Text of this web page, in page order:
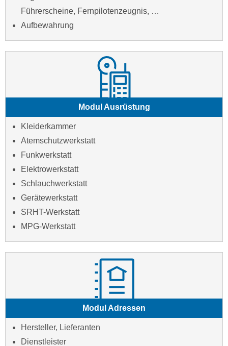
Führerscheine, Fernpilotenzeugnis, …
Aufbewahrung
Modul Ausrüstung
Kleiderkammer
Atemschutzwerkstatt
Funkwerkstatt
Elektrowerkstatt
Schlauchwerkstatt
Gerätewerkstatt
SRHT-Werkstatt
MPG-Werkstatt
Modul Adressen
Hersteller, Lieferanten
Dienstleister